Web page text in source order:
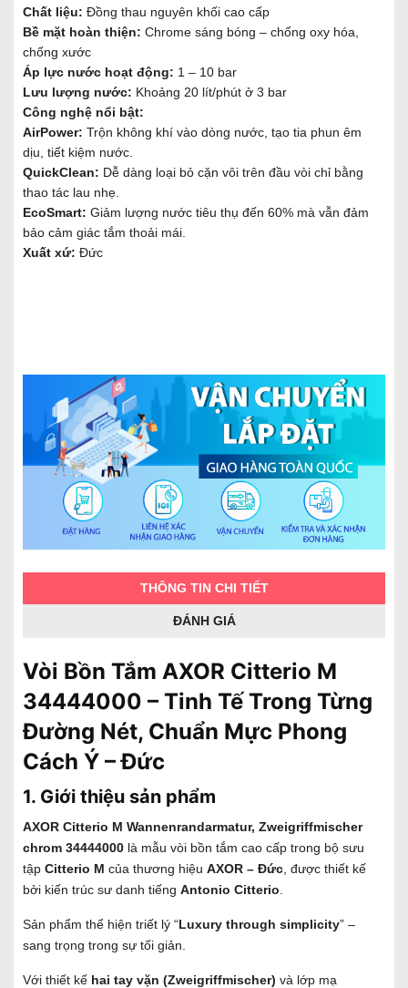
Chất liệu: Đồng thau nguyên khối cao cấp
Bề mặt hoàn thiện: Chrome sáng bóng – chống oxy hóa,
chống xước
Áp lực nước hoạt động: 1 – 10 bar
Lưu lượng nước: Khoảng 20 lít/phút ở 3 bar
Công nghệ nổi bật:
AirPower: Trộn không khí vào dòng nước, tạo tia phun êm
dịu, tiết kiệm nước.
QuickClean: Dễ dàng loại bỏ cặn vôi trên đầu vòi chỉ bằng
thao tác lau nhẹ.
EcoSmart: Giảm lượng nước tiêu thụ đến 60% mà vẫn đảm
bảo cảm giác tắm thoải mái.
Xuất xứ: Đức
THÔNG TIN CHI TIẾT
ĐÁNH GIÁ
Vòi Bồn Tắm AXOR Citterio M
34444000 – Tinh Tế Trong Từng
Đường Nét, Chuẩn Mực Phong
Cách Ý – Đức
1. Giới thiệu sản phẩm
AXOR Citterio M Wannenrandarmatur, Zweigriffmischer
chrom 34444000 là mẫu vòi bồn tắm cao cấp trong bộ sưu
tập Citterio M của thương hiệu AXOR – Đức , được thiết kế
bởi kiến trúc sư danh tiếng Antonio Citterio
Sản phẩm thể hiện triết lý “Luxury through simplicity” –
sang trọng trong sự tối giản.
Với thiết kế hai tay vặn (Zweigriffmischer) và lớp mạ